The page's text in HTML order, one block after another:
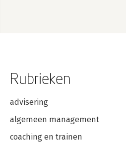
Rubrieken
advisering
algemeen management
coaching en trainen